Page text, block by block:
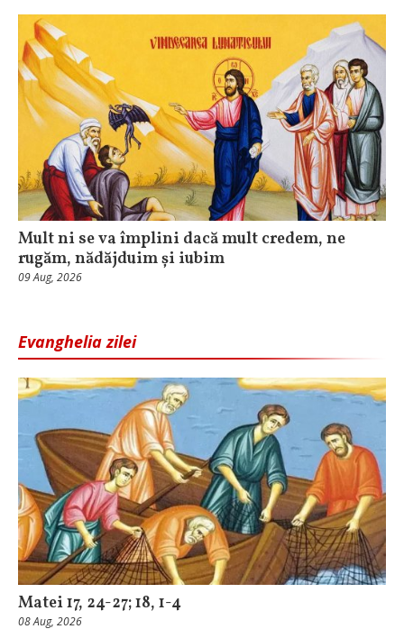
Mult ni se va împlini dacă mult credem, ne
rugăm, nădăjduim și iubim
09 Aug, 2026
Evanghelia zilei
Matei 17, 24-27; 18, 1-4
08 Aug, 2026